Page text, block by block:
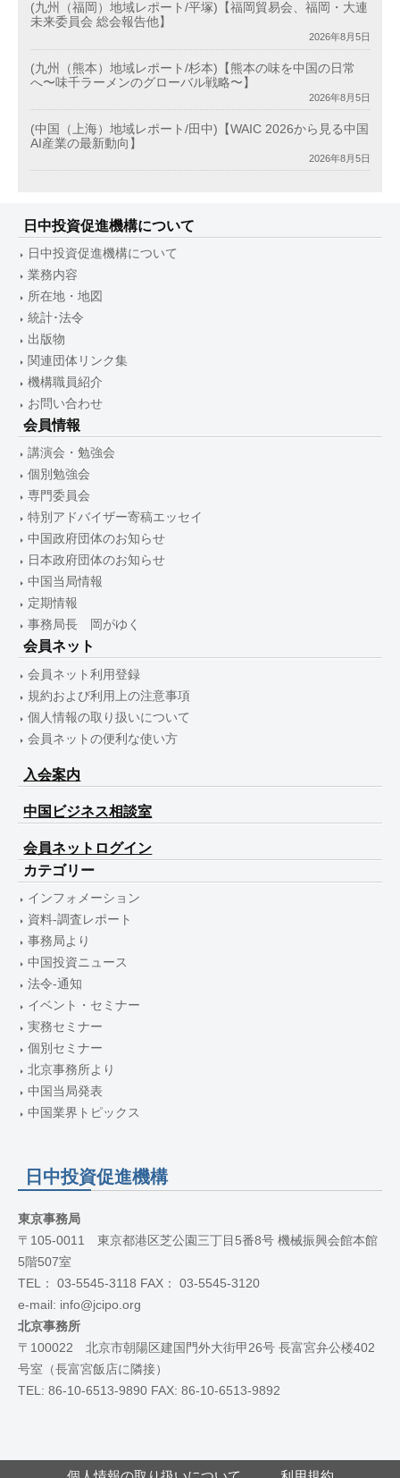
(九州（福岡）地域レポート/平塚)【福岡貿易会、福岡・大連
未来委員会 総会報告他】
2026年8月5日
(九州（熊本）地域レポート/杉本)【熊本の味を中国の日常
へ〜味千ラーメンのグローバル戦略〜】
2026年8月5日
(中国（上海）地域レポート/田中)【WAIC 2026から見る中国
AI産業の最新動向】
2026年8月5日
日中投資促進機構について
日中投資促進機構について
業務内容
所在地・地図
統計･法令
出版物
関連団体リンク集
機構職員紹介
お問い合わせ
会員情報
講演会・勉強会
個別勉強会
専門委員会
特別アドバイザー寄稿エッセイ
中国政府団体のお知らせ
日本政府団体のお知らせ
中国当局情報
定期情報
事務局長 岡がゆく
会員ネット
会員ネット利用登録
規約および利用上の注意事項
個人情報の取り扱いについて
会員ネットの便利な使い方
入会案内
中国ビジネス相談室
会員ネットログイン
カテゴリー
インフォメーション
資料-調査レポート
事務局より
中国投資ニュース
法令-通知
イベント・セミナー
実務セミナー
個別セミナー
北京事務所より
中国当局発表
中国業界トピックス
日中投資促進機構
東京事務局
〒105-0011 東京都港区芝公園三丁目5番8号 機械振興会館本館
5階507室
TEL： 03-5545-3118 FAX： 03-5545-3120
e-mail: info@jcipo.org
北京事務所
〒100022 北京市朝陽区建国門外大街甲26号 長富宮弁公楼402
号室（長富宮飯店に隣接）
TEL: 86-10-6513-9890 FAX: 86-10-6513-9892